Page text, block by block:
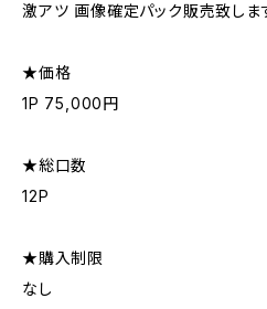
激アツ 画像確定パック販売致します
★価格
1P 75,000円
★総口数
12P
★購入制限
なし